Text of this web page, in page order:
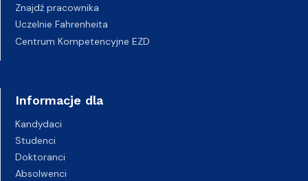
Znajdź pracownika
Uczelnie Fahrenheita
Centrum Kompetencyjne EZD
Informacje dla
Kandydaci
Studenci
Doktoranci
Absolwenci